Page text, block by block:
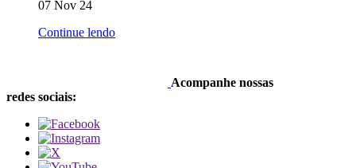
07 Nov 24
Continue lendo
Acompanhe nossas
redes sociais: